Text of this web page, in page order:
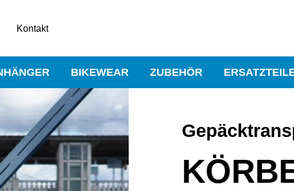
Kontakt
BIKEWEAR ZUBEHÖR